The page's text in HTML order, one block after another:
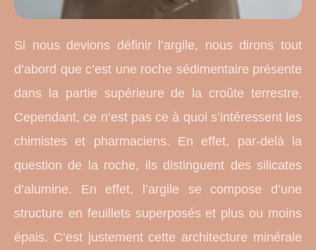
Si nous devions définir l’argile, nous dirons tout
d’abord que c’est une roche sédimentaire présente
dans la partie supérieure de la croûte terrestre.
Cependant, ce n’est pas ce à quoi s’intéressent les
chimistes et pharmaciens. En effet, par-delà la
question de la roche, ils distinguent des silicates
d’alumine. En effet, l’argile se compose d’une
structure en feuillets superposés et plus ou moins
épais. C’est justement cette architecture minérale